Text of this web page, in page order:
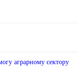
аграрному сектору